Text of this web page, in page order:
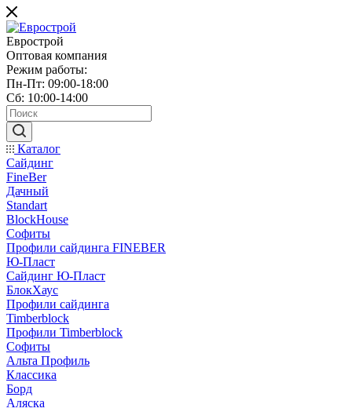
Еврострой
Оптовая компания
Режим работы:
Пн-Пт: 09:00-18:00
Сб: 10:00-14:00
Каталог
Сайдинг
FineBer
Дачный
Standart
BlockHouse
Софиты
Профили сайдинга FINEBER
Ю-Пласт
Сайдинг Ю-Пласт
БлокХаус
Профили сайдинга
Timberblock
Профили Timberblock
Софиты
Альта Профиль
Классика
Борд
Аляска